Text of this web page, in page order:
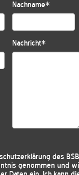
Nachname*
Nachricht*
des
genommen und